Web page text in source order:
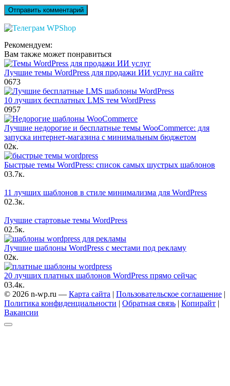
Рекомендуем:
Вам также может понравиться
Лучшие темы WordPress для продажи ИИ услуг на сайте
0673
10 лучших бесплатных LMS тем WordPress
0957
Лучшие недорогие и бесплатные темы WooCommerce: для
запуска интернет-магазина с минимальным бюджетом
02к.
Быстрые темы WordPress: список самых шустрых шаблонов
03.7к.
11 лучших шаблонов в стиле минимализма для WordPress
02.3к.
Лучшие стартовые темы WordPress
02.5к.
Лучшие шаблоны WordPress с местами под рекламу
02к.
20 лучших платных шаблонов WordPress прямо сейчас
03.4к.
© 2026 n-wp.ru — Карта сайта | Пользовательское соглашение |
Политика конфиденциальности | Обратная связь | Копирайт |
Вакансии